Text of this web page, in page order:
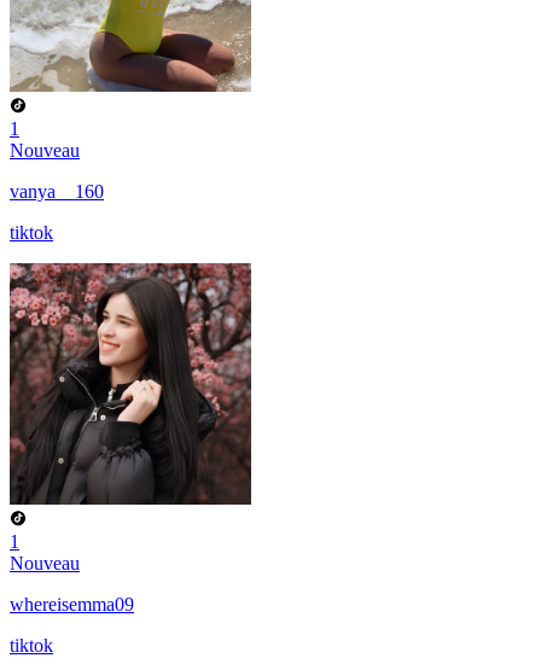
1
Nouveau
vanya__160
tiktok
1
Nouveau
whereisemma09
tiktok